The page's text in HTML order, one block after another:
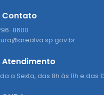
Contato
8600
Atendimento
a Sexta, das 8h às 11h e das